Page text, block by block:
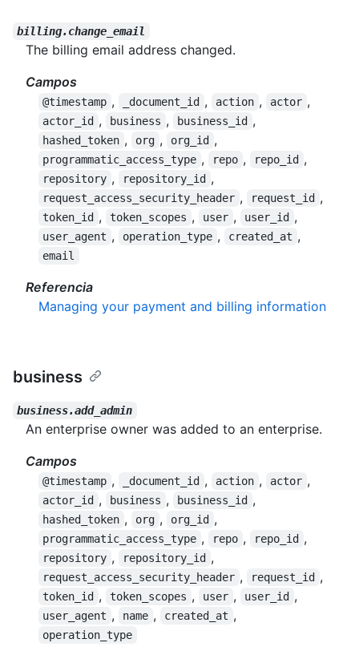
billing.change_email
The billing email address changed.
Campos
@timestamp , _document_id , action , actor ,
actor_id , business , business_id ,
hashed_token , org , org_id ,
programmatic_access_type , repo , repo_id ,
repository , repository_id ,
request_access_security_header , request_id ,
token_id , token_scopes , user , user_id ,
user_agent , operation_type , created_at ,
email
Referencia
Managing your payment and billing information
business
business.add_admin
An enterprise owner was added to an enterprise.
Campos
@timestamp , _document_id , action , actor ,
actor_id , business , business_id ,
hashed_token , org , org_id ,
programmatic_access_type , repo , repo_id ,
repository , repository_id ,
request_access_security_header , request_id ,
token_id , token_scopes , user , user_id ,
user_agent , name , created_at ,
operation_type